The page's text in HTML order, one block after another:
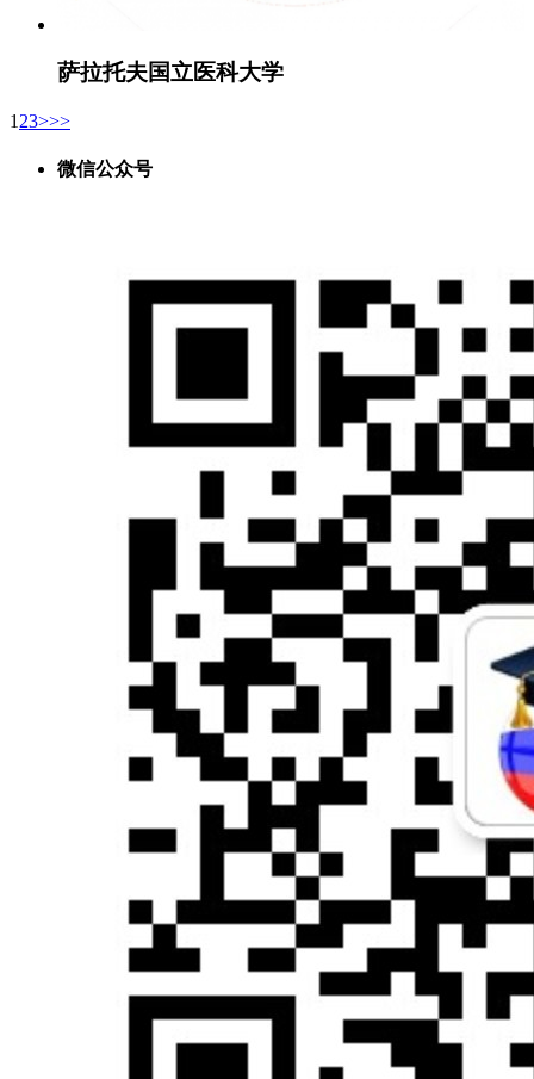
萨拉托夫国立医科大学
1 23>>>
微信公众号